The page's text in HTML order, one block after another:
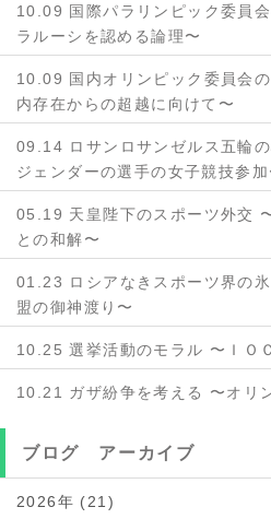
10.09 国際パラリンピック委員
ラルーシを認める論理〜
10.09 国内オリンピック委員会
内存在からの超越に向けて〜
09.14 ロサンロサンゼルス五輪
ジェンダーの選手の女子競技参加
05.19 天皇陛下のスポーツ外交
との和解〜
01.23 ロシアなきスポーツ界の
盟の御神渡り〜
10.25 選挙活動のモラル 〜ＩＯ
10.21 ガザ紛争を考える 〜オリ
ブログ アーカイブ
2026年 (21)